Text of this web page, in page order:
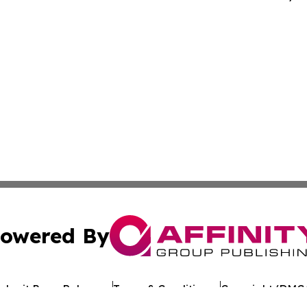
By
Press Release Terms & Conditions Copyright/